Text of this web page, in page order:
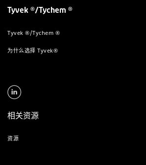
Tyvek ®/Tychem ®
Tyvek ®/Tychem ®
为什么选择 Tyvek®
相关资源
资源